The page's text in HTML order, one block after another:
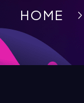
HOME